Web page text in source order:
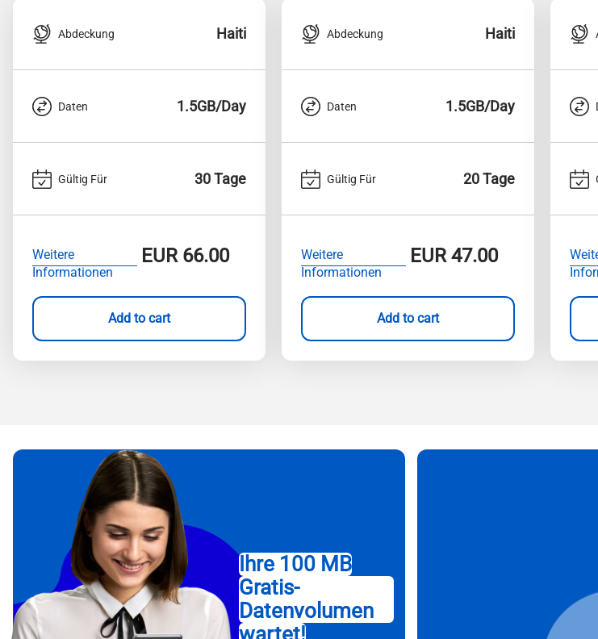
Abdeckung Haiti
Daten 1.5GB/Day
Gültig Für 30 Tage
Weitere
Informationen
EUR66.00
Add to cart
Abdeckung Haiti
Daten 1.5GB/Day
Gültig Für 20 Tage
Weitere
Informationen
EUR47.00
Add to cart
Ihre 100 MB
Gratis-
Datenvolumen